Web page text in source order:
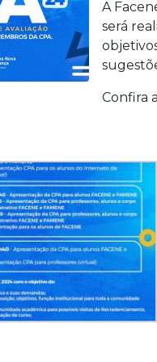
A
será
Confira